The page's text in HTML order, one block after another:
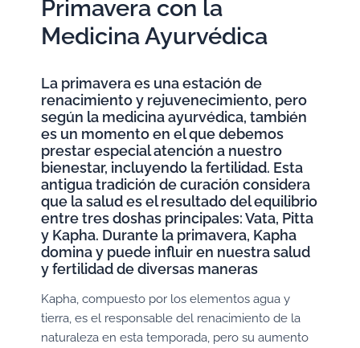
Primavera con la
Medicina Ayurvédica
La primavera es una estación de
renacimiento y rejuvenecimiento, pero
según la medicina ayurvédica, también
es un momento en el que debemos
prestar especial atención a nuestro
bienestar, incluyendo la fertilidad. Esta
antigua tradición de curación considera
que la salud es el resultado del equilibrio
entre tres doshas principales: Vata, Pitta
y Kapha. Durante la primavera, Kapha
domina y puede influir en nuestra salud
y fertilidad de diversas maneras
Kapha, compuesto por los elementos agua y
tierra, es el responsable del renacimiento de la
naturaleza en esta temporada, pero su aumento